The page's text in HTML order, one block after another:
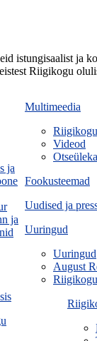
istungisaalist ja
Riigikogu
Multimeedia
Videod
Fookusteemad
Uudised ja
Uuringud
Uuringud
August
ja
ja